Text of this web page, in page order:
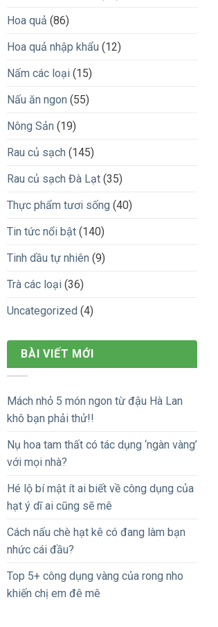
Hoa quả (86)
Hoa quả nhập khẩu (12)
Nấm các loại (15)
Nấu ăn ngon (55)
Nông Sản (19)
Rau củ sạch (145)
Rau củ sạch Đà Lạt (35)
Thực phẩm tươi sống (40)
Tin tức nổi bật (140)
Tinh dầu tự nhiên (9)
Trà các loại (36)
Uncategorized (4)
BÀI VIẾT MỚI
Mách nhỏ 5 món ngon từ đậu Hà Lan
khô bạn phải thử!!
Nụ hoa tam thất có tác dụng ‘ngàn vàng’
với mọi nhà?
Hé lộ bí mật ít ai biết về công dụng của
hạt ý dĩ ai cũng sẽ mê
Cách nấu chè hạt kê có đang làm bạn
nhức cái đầu?
Top 5+ công dụng vàng của rong nho
khiến chị em đê mê